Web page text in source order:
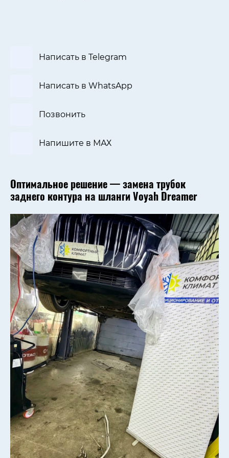
Написать в Telegram
Написать в WhatsApp
Позвонить
Напишите в МАХ
Оптимальное решение — замена трубок
заднего контура на шланги Voyah Dreamer